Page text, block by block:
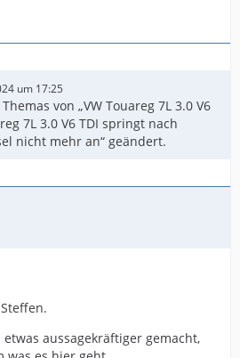
um 17:25
von „VW Touareg 7L 3.0 V6
7L 3.0 V6 TDI springt nach
nicht mehr an“ geändert.
aussagekräftiger gemacht,